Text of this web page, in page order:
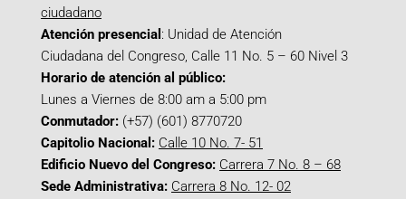
ciudadano
Atención presencial : Unidad de Atención
Ciudadana del Congreso, Calle 11 No. 5 – 60 Nivel 3
Horario de atención al público:
Lunes a Viernes de 8:00 am a 5:00 pm
Conmutador: (+57) (601) 8770720
Capitolio Nacional: Calle 10 No. 7- 51
Edificio Nuevo del Congreso: Carrera 7 No. 8 – 68
Sede Administrativa: Carrera 8 No. 12- 02